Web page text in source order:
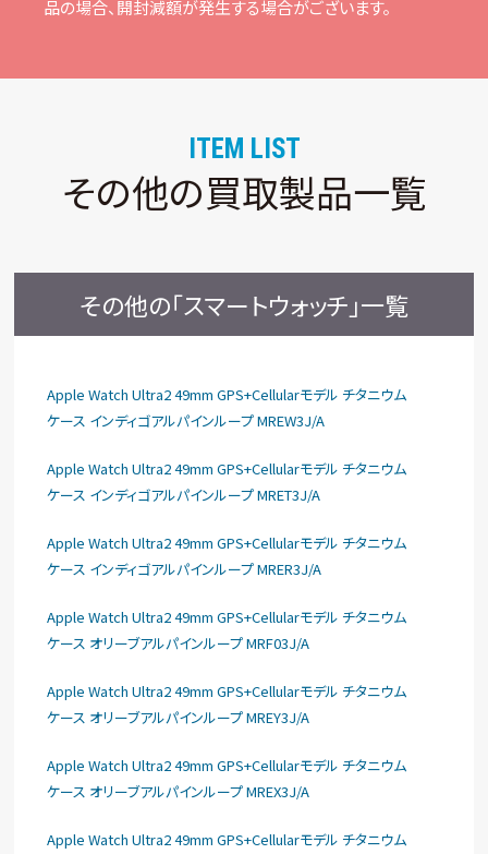
品の場合、開封減額が発⽣する場合がございます。
ITEM LIST
その他の買取製品一覧
その他の「スマートウォッチ」一覧
Apple Watch Ultra2 49mm GPS+Cellularモデル チタニウム
ケース インディゴアルパインループ MREW3J/A
Apple Watch Ultra2 49mm GPS+Cellularモデル チタニウム
ケース インディゴアルパインループ MRET3J/A
Apple Watch Ultra2 49mm GPS+Cellularモデル チタニウム
ケース インディゴアルパインループ MRER3J/A
Apple Watch Ultra2 49mm GPS+Cellularモデル チタニウム
ケース オリーブアルパインループ MRF03J/A
Apple Watch Ultra2 49mm GPS+Cellularモデル チタニウム
ケース オリーブアルパインループ MREY3J/A
Apple Watch Ultra2 49mm GPS+Cellularモデル チタニウム
ケース オリーブアルパインループ MREX3J/A
Apple Watch Ultra2 49mm GPS+Cellularモデル チタニウム